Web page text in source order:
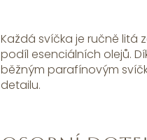
Každá svíčka je ručně litá
podíl esenciálních olejů.
běžným parafínovým
detailu.